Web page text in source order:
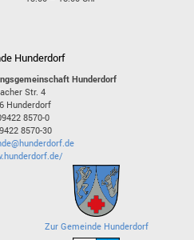
Hunderdorf
Hunderdorf
Str. 4
Hunderdorf
8570-0
8570-30
Zur Gemeinde Hunderdorf